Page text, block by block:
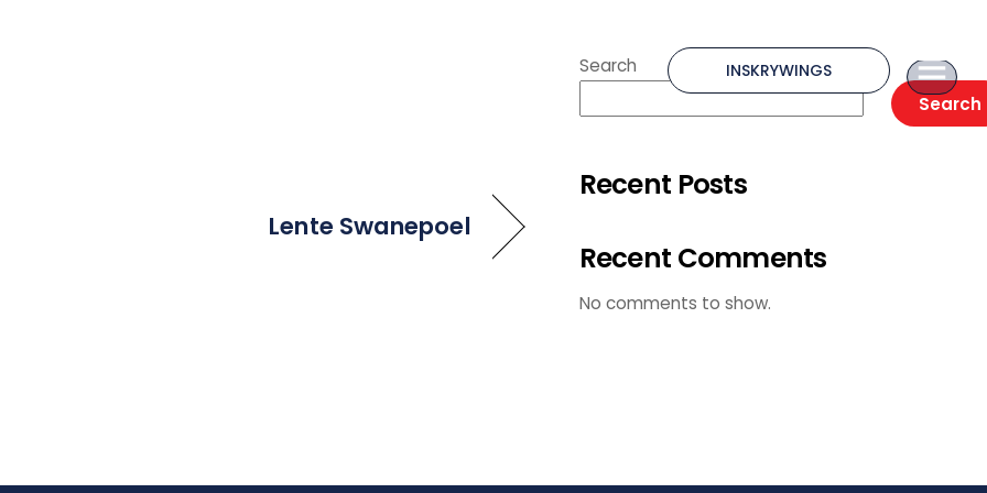
INSKRYWINGS
Lente Swanepoel
Search
Search
Recent Posts
Recent Comments
No comments to show.